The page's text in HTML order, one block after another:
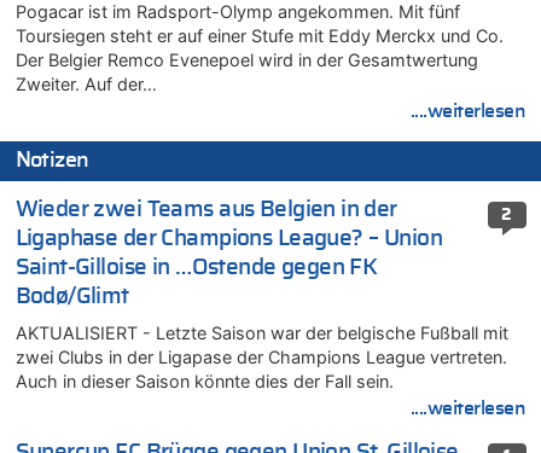
Pogacar ist im Radsport-Olymp angekommen. Mit fünf
Toursiegen steht er auf einer Stufe mit Eddy Merckx und Co.
Der Belgier Remco Evenepoel wird in der Gesamtwertung
Zweiter. Auf der…
....weiterlesen
Notizen
2
Wieder zwei Teams aus Belgien in der
Ligaphase der Champions League? – Union
Saint-Gilloise in …Ostende gegen FK
Bodø/Glimt
AKTUALISIERT - Letzte Saison war der belgische Fußball mit
zwei Clubs in der Ligapase der Champions League vertreten.
Auch in dieser Saison könnte dies der Fall sein.
....weiterlesen